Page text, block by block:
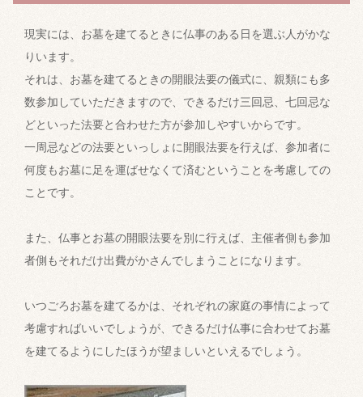
現実には、お墓を建てるときに仏事のある日を選ぶ人がかな
りいます。
それは、お墓を建てるときの開眼法要の儀式に、親類にも多
数参加していただきますので、できるだけ三回忌、七回忌な
どといった法要と合わせた方が参加しやすいからです。
一周忌などの法要といっしょに開眼法要を行えば、参加者に
何度もお墓に足を運ばせなくて済むということを考慮しての
ことです。
また、仏事とお墓の開眼法要を別に行えば、主催者側も参加
者側もそれだけ出費がかさんでしまうことになります。
いつごろお墓を建てるかは、それぞれの家庭の事情によって
考慮すればいいでしょうが、できるだけ仏事に合わせてお墓
を建てるようにしたほうが望ましいといえるでしょう。